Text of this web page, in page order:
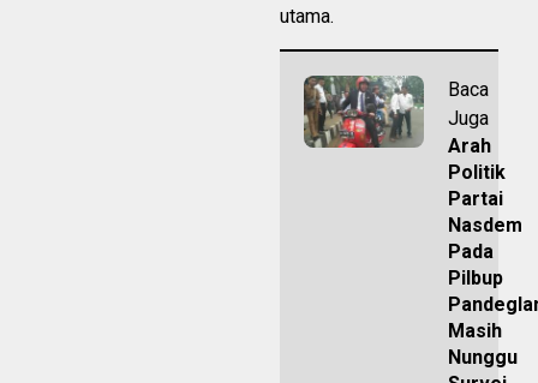
utama.
Baca
Juga
Arah
Politik
Partai
Nasdem
Pada
Pilbup
Masih
Nunggu